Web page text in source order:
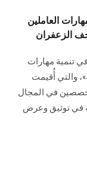
العاملين
الزعفران
تنمية مهارات
والتي أُقيمت
في المجال
في توثيق وعرض